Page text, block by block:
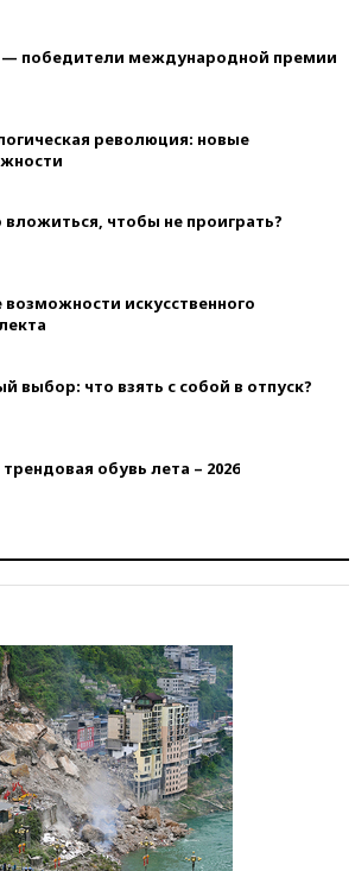
— победители международной премии
революция: новые
вложиться, чтобы не проиграть?
искусственного
выбор: что взять с собой в отпуск?
обувь лета – 2026